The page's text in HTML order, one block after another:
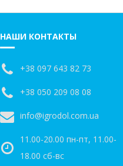
НАШИ КОНТАКТЫ
+38 097 643 82 73
+38 050 209 08 08
info@igrodol.com.ua
11.00-20.00 пн-пт, 11.00-
18.00 сб-вс